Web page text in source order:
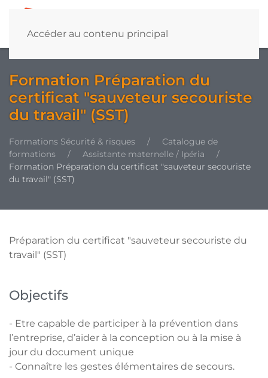
Accéder au contenu principal
Formation Préparation du
certificat "sauveteur secouriste
du travail" (SST)
Formations Sécurité & risques
Catalogue de
formations
Assistante maternelle / Ipéria
Formation Préparation du certificat "sauveteur secouriste
du travail" (SST)
Préparation du certificat "sauveteur secouriste du
travail" (SST)
Objectifs
- Etre capable de participer à la prévention dans
l’entreprise, d’aider à la conception ou à la mise à
jour du document unique
- Connaître les gestes élémentaires de secours.